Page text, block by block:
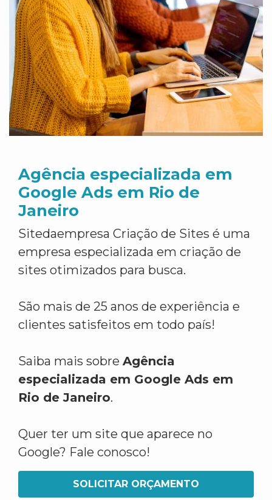
Agência especializada em
Google Ads em Rio de
Janeiro
Sitedaempresa Criação de Sites é uma
empresa especializada em criação de
sites otimizados para busca.
São mais de 25 anos de experiência e
clientes satisfeitos em todo país!
Saiba mais sobre Agência
especializada em Google Ads em
Rio de Janeiro.
Quer ter um site que aparece no
Google? Fale conosco!
SOLICITAR ORÇAMENTO